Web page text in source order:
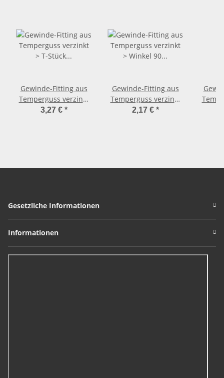
Gewinde-Fitting aus
Temperguss verzinkt
> T-Stück mit
3,27 € *
Gewinde-Fitting aus
Temperguss verzinkt
> Winkel 90 Grad mit
2,17 € *
Gesetzliche Informationen
Informationen